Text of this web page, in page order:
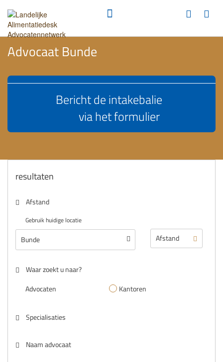
Advocaat Bunde
Bericht de intakebalie
via het formulier
resultaten
Afstand
Gebruik huidige locatie
Waar zoekt u naar?
Advocaten
Kantoren
Specialisaties
Naam advocaat